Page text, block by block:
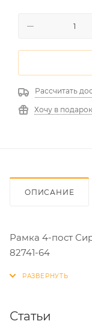
Рассчитать
Хочу в подарок
ОПИСАНИЕ
Рамка 4-пост
82741-64
Статьи